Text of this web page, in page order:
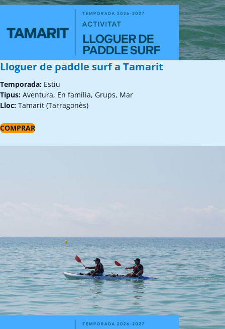
Lloguer de paddle surf a Tamarit
Temporada: Estiu
Tipus: Aventura, En família, Grups, Mar
Lloc: Tamarit (Tarragonès)
COMPRAR